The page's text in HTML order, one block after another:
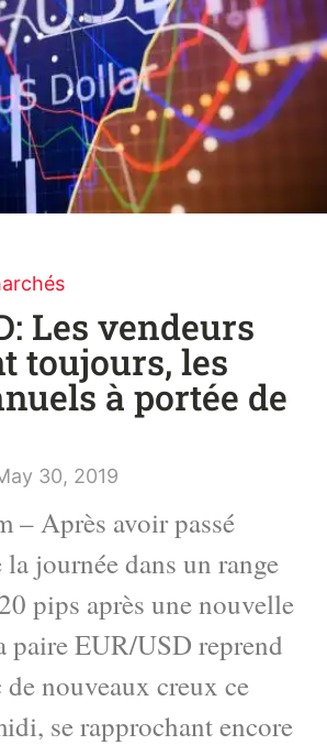
Les vendeurs
toujours, les
à portée de
30, 2019
– Après avoir passé
la journée dans un range
pips après une nouvelle
paire EUR/USD reprend
de nouveaux creux ce
se rapprochant encore